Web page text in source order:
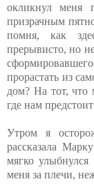
окликнул меня
призрачным
помня, как
прерывисто, но
прорастать из
дом? На тот,
где нам
Утром я
рассказала
мягко улыбнулся
меня за плечи,